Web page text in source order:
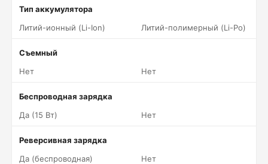
Тип аккумулятора
Литий-ионный (Li-Ion)
Литий-полимерный (Li-Po)
Съемный
Нет
Нет
Беспроводная зарядка
Да (15 Вт)
Нет
Реверсивная зарядка
Да (беспроводная)
Нет